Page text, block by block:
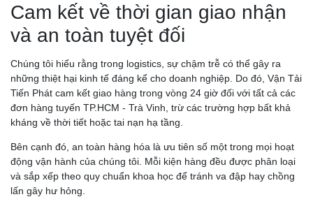
Cam kết về thời gian giao nhận
và an toàn tuyệt đối
Chúng tôi hiểu rằng trong logistics, sự chậm trễ có thể gây ra
những thiệt hại kinh tế đáng kể cho doanh nghiệp. Do đó, Vận Tải
Tiến Phát cam kết giao hàng trong vòng 24 giờ đối với tất cả các
đơn hàng tuyến TP.HCM - Trà Vinh, trừ các trường hợp bất khả
kháng về thời tiết hoặc tai nạn hạ tầng.
Bên cạnh đó, an toàn hàng hóa là ưu tiên số một trong mọi hoạt
động vận hành của chúng tôi. Mỗi kiện hàng đều được phân loại
và sắp xếp theo quy chuẩn khoa học để tránh va đập hay chồng
lấn gây hư hỏng.